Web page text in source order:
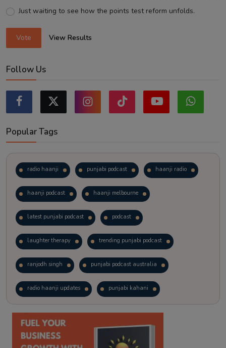
Just waiting to see how the points test reform unfolds.
Vote View Results
Follow Us
Popular Tags
radio haanji punjabi podcast haanji radio
haanji podcast haanji melbourne
latest punjabi podcast podcast
laughter therapy trending punjabi podcast
ranjodh singh punjabi podcast australia
radio haanji updates punjabi kahani
kitaab kahani punjabi story